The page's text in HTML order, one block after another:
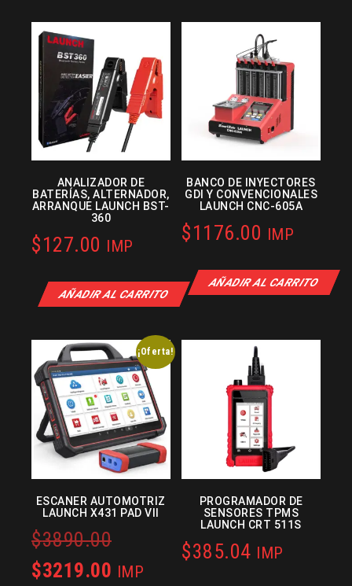
$235.00.
ANALIZADOR DE
BATERÍAS, ALTERNADOR,
ARRANQUE LAUNCH BST-
360
$127.00 IMP
AÑADIR AL CARRITO
BANCO DE INYECTORES
GDI Y CONVENCIONALES
LAUNCH CNC-605A
$1176.00 IMP
AÑADIR AL CARRITO
¡Oferta!
ESCANER AUTOMOTRIZ
LAUNCH X431 PAD VII
$3890.00Original
price
$3219.00 Current
IMP
PROGRAMADOR DE
SENSORES TPMS
LAUNCH CRT 511S
$385.04 IMP